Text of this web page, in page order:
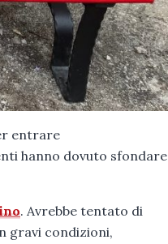
entrare
hanno dovuto sfondare
. Avrebbe tentato di
gravi condizioni,